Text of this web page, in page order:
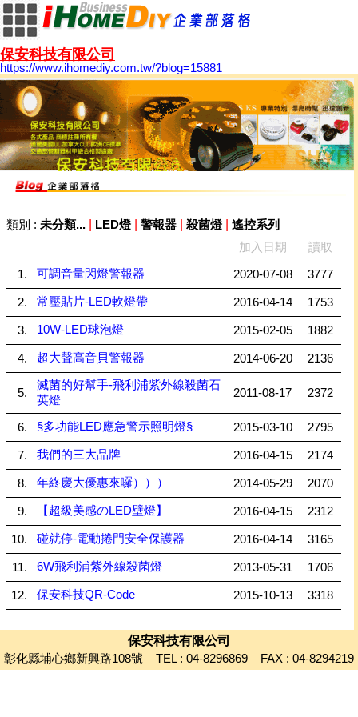
保安科技有限公司
https://www.ihomediy.com.tw/?blog=15881
類別 : 未分類...| LED燈| 警報器| 殺菌燈| 遙控系列
加入日期
讀取
1. 可調音量閃燈警報器 2020-07-08 3777
2. 常壓貼片-LED軟燈帶 2016-04-14 1753
3. 10W-LED球泡燈 2015-02-05 1882
4. 超大聲高音貝警報器 2014-06-20 2136
5.
滅菌的好幫手-飛利浦紫外線殺菌石
英燈
2011-08-17 2372
6. §多功能LED應急警示照明燈§ 2015-03-10 2795
7. 我們的三大品牌 2016-04-15 2174
8. 年終慶大優惠來囉））） 2014-05-29 2070
9. 【超級美感のLED壁燈】 2016-04-15 2312
10. 碰就停-電動捲門安全保護器 2016-04-14 3165
11. 6W飛利浦紫外線殺菌燈 2013-05-31 1706
12. 保安科技QR-Code 2015-10-13 3318
保安科技有限公司
彰化縣埔心鄉新興路108號 TEL : 04-8296869 FAX : 04-8294219